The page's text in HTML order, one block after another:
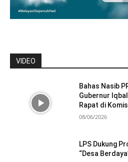
VIDEO
Bahas Nasib
Gubernur
Rapat di
08/06/2026
LPS Dukung
“Desa